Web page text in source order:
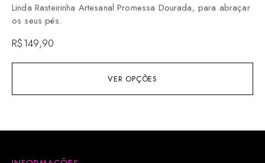
VER OPÇÕES
Linda Rasteirinha Artesanal Promessa Dourada, para abraçar
os seus pés.
R$149,90